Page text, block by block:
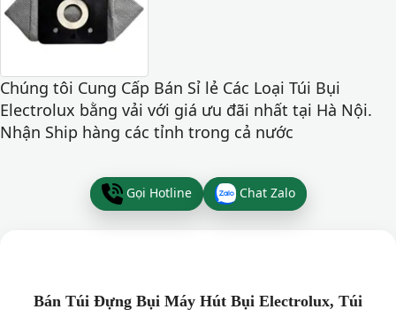
Chúng tôi Cung Cấp Bán Sỉ lẻ Các Loại Túi Bụi
Electrolux bằng vải với giá ưu đãi nhất tại Hà Nội.
Nhận Ship hàng các tỉnh trong cả nước
Gọi Hotline Chat Zalo
Bán Túi Đựng Bụi Máy Hút Bụi Electrolux, Túi